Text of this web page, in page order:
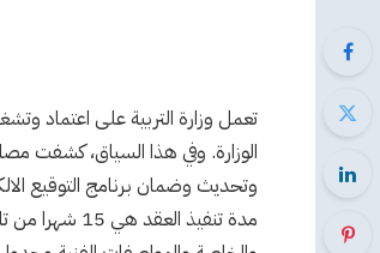
تعمل وزارة التربية على اعتماد
الوزارة. وفي هذا السياق، كشفت
وتحديث وضمان برنامج التوقيع
مدة تنفيذ